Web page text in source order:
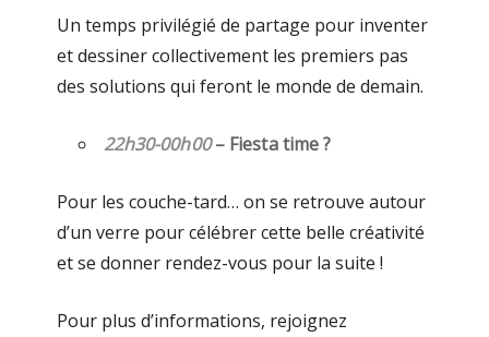
Un temps privilégié de partage pour inventer
et dessiner collectivement les premiers pas
des solutions qui feront le monde de demain.
22h30-00h00– Fiesta time?
Pour les couche-tard… on se retrouve autour
d’un verre pour célébrer cette belle créativité
et se donner rendez-vous pour la suite !
Pour plus d’informations, rejoignez